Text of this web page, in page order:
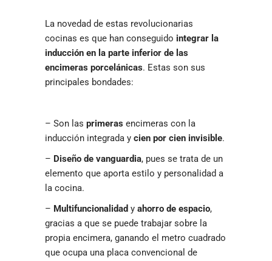
La novedad de estas revolucionarias
cocinas es que han conseguido integrar la
inducción en la parte inferior de las
encimeras porcelánicas. Estas son sus
principales bondades:
– Son las primeras encimeras con la
inducción integrada y cien por cien invisible.
– Diseño de vanguardia, pues se trata de un
elemento que aporta estilo y personalidad a
la cocina.
– Multifuncionalidad y ahorro de espacio,
gracias a que se puede trabajar sobre la
propia encimera, ganando el metro cuadrado
que ocupa una placa convencional de